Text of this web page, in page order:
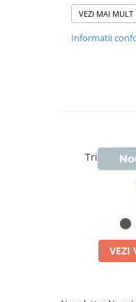
Compozitie:
Grosime: 155
netedă
textură fină
VEZI MAI MULT
Informatii
Tricou
VEZI